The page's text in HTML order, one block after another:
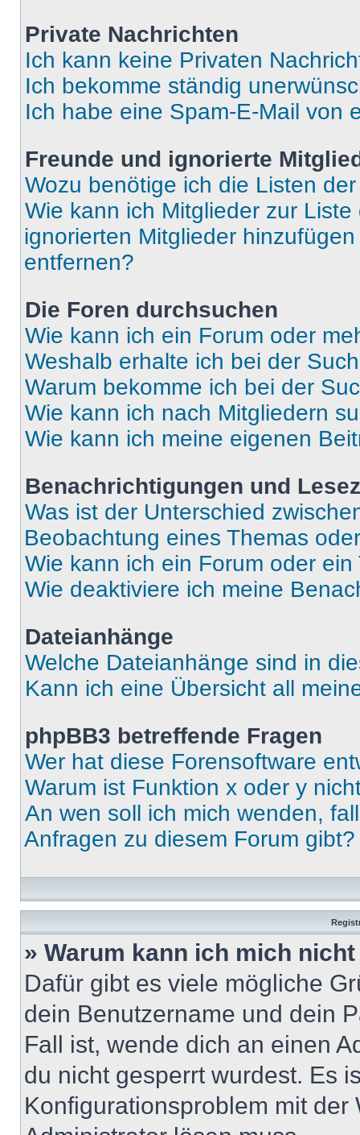
Private Nachrichten
Ich kann keine Privaten
Ich bekomme ständig
Ich habe eine Spam-E-Mail von
Freunde und ignorierte
Wozu benötige ich die Listen
Wie kann ich Mitglieder zur
ignorierten Mitglieder
entfernen?
Die Foren durchsuchen
Wie kann ich ein Forum oder
Weshalb erhalte ich bei der
Warum bekomme ich bei der
Wie kann ich nach Mitgliedern
Wie kann ich meine eigenen
Benachrichtigungen und
Was ist der Unterschied
Beobachtung eines Themas
Wie kann ich ein Forum oder
Wie deaktiviere ich meine
Dateianhänge
Welche Dateianhänge sind in
Kann ich eine Übersicht all
phpBB3 betreffende Fragen
Wer hat diese Forensoftware
Warum ist Funktion x oder y
An wen soll ich mich wenden,
Anfragen zu diesem Forum gibt?
» Warum kann ich mich
Dafür gibt es viele mögliche
dein Benutzername und dein
Fall ist, wende dich an einen
du nicht gesperrt wurdest. Es
Konfigurationsproblem mit